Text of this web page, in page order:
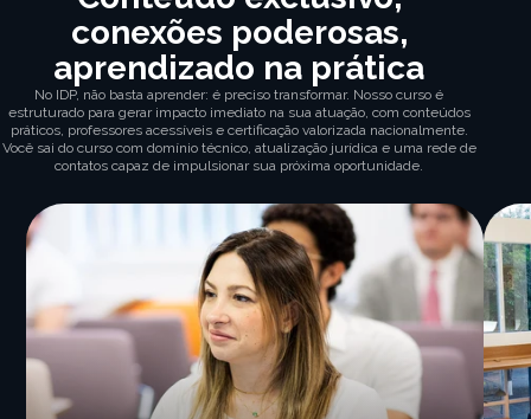
conexões poderosas,
aprendizado na prática
No IDP, não basta aprender: é preciso transformar. Nosso curso é
estruturado para gerar impacto imediato na sua atuação, com conteúdos
práticos, professores acessíveis e certificação valorizada nacionalmente.
Você sai do curso com domínio técnico, atualização jurídica e uma rede de
contatos capaz de impulsionar sua próxima oportunidade.